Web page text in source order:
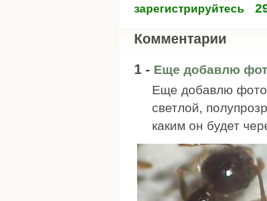
зарегистрируйтесь
Комментарии
1 - Еще добавлю
Еще добавлю фото
светлой,
каким он будет